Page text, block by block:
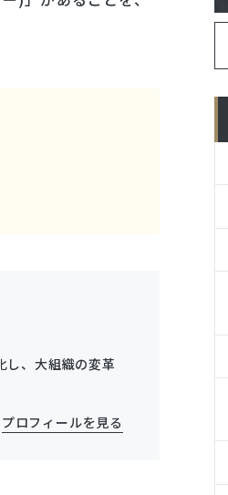
し、大組織の変革
プロフィールを見る